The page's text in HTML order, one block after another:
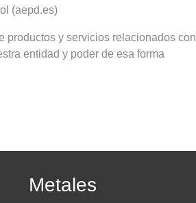
(aepd.es)
productos y servicios relacionados con
entidad y poder de esa forma
Metales